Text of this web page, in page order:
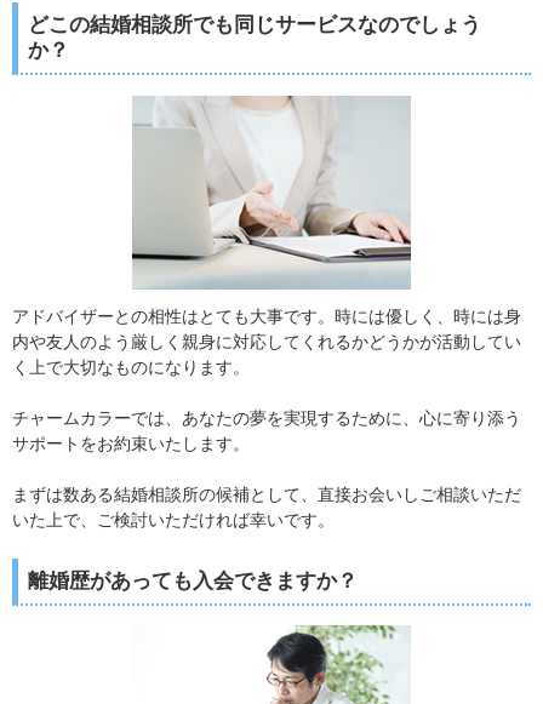
どこの結婚相談所でも同じサービスなのでしょう
か？
アドバイザーとの相性はとても大事です。時には優しく、時には身
内や友人のよう厳しく親身に対応してくれるかどうかが活動してい
く上で大切なものになります。
チャームカラーでは、あなたの夢を実現するために、心に寄り添う
サポートをお約束いたします。
まずは数ある結婚相談所の候補として、直接お会いしご相談いただ
いた上で、ご検討いただければ幸いです。
離婚歴があっても入会できますか？